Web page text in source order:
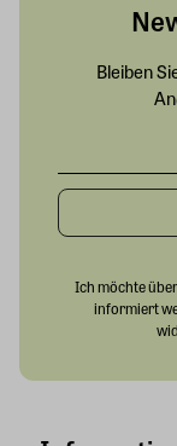
Bleiben
Ich möchte
informiert